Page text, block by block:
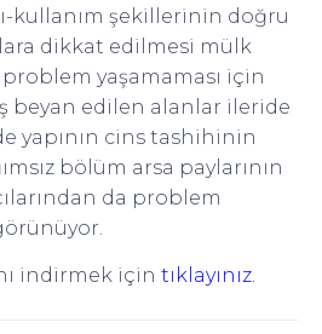
kullanım şekillerinin doğru
dikkat edilmesi mülk
yaşamaması için
beyan edilen alanlar ileride
yapının cins tashihinin
bölüm arsa paylarının
da problem
indirmek için tıklayınız.